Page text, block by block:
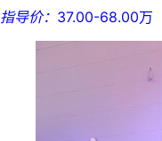
指导价： 37.00-68.00万